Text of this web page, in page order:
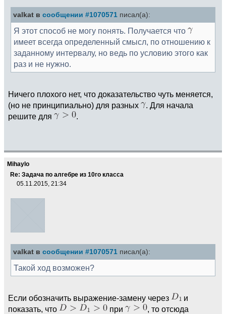
valkat в сообщении #1070571 писал(а):
Я этот способ не могу понять. Получается что
имеет всегда определенный смысл, по отношению к
заданному интервалу, но ведь по условию этого как
раз и не нужно.
Ничего плохого нет, что доказательство чуть меняется,
(но не принципиально) для разных
. Для начала
решите для
.
Mihaylo
Re: Задача по алгебре из 10го класса
05.11.2015, 21:34
valkat в сообщении #1070571 писал(а):
Такой ход возможен?
Если обозначить выражение-замену через
и
показать, что
при
, то отсюда